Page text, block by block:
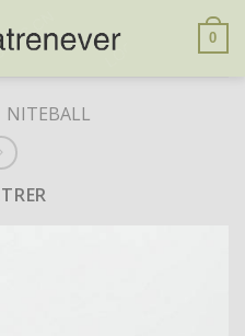
0
NITEBALL